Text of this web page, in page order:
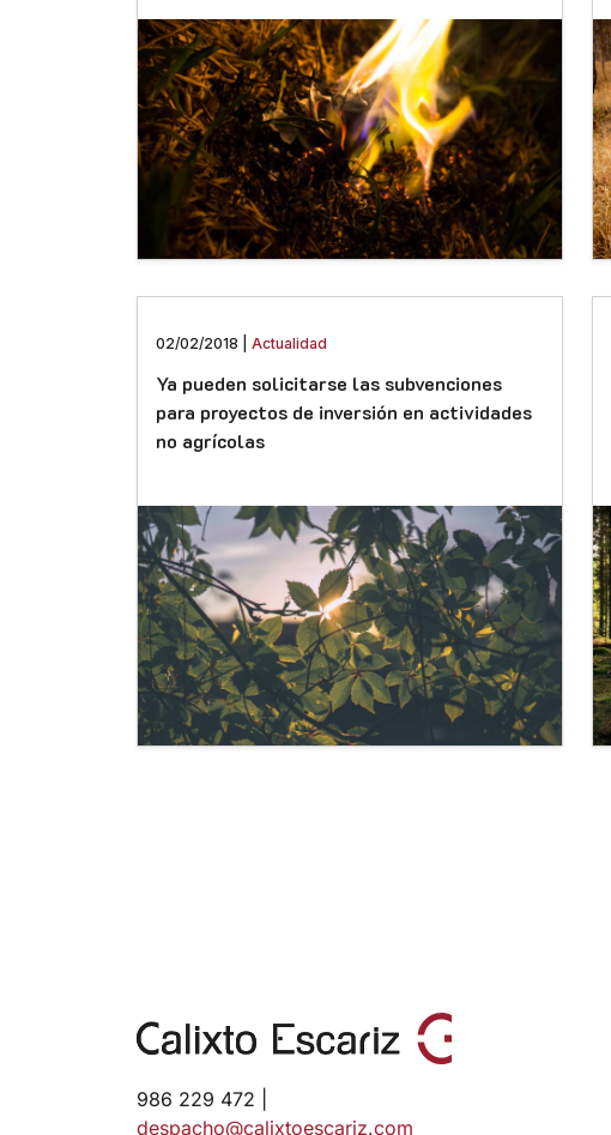
02/02/2018 | Actualidad
Ya pueden solicitarse las subvenciones
para proyectos de inversión en actividades
no agrícolas
986 229 472 |
despacho@calixtoescariz.com